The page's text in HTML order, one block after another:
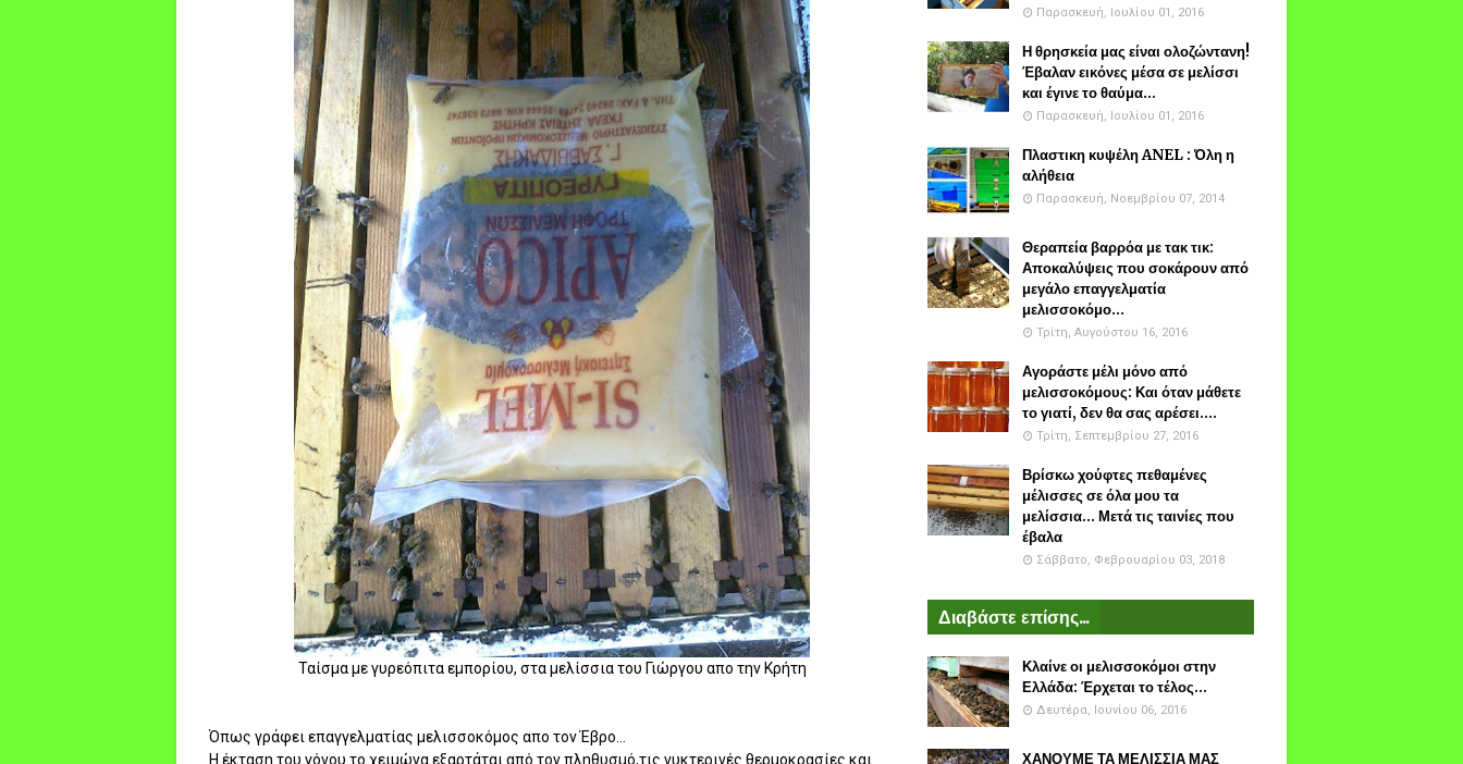
Ταίσμα με γυρεόπιτα εμπορίου, στα μελίσσια του Γιώργου απο την Κρήτη
Όπως γράφει επαγγελματίας μελισσοκόμος απο τον Έβρο...
Η έκταση του γόνου το χειμώνα εξαρτάται από τον πληθυσμό,τις νυκτερινές θερμοκρασίες και
Παρασκευή, Ιουλίου 01, 2016
Η θρησκεία μας είναι ολοζώντανη!
Έβαλαν εικόνες μέσα σε μελίσσι
και έγινε το θαύμα...
Παρασκευή, Ιουλίου 01, 2016
Πλαστικη κυψέλη ANEL : Όλη η
αλήθεια
Παρασκευή, Νοεμβρίου 07, 2014
Θεραπεία βαρρόα με τακ τικ:
Αποκαλύψεις που σοκάρουν από
μεγάλο επαγγελματία
μελισσοκόμο...
Τρίτη, Αυγούστου 16, 2016
Αγοράστε μέλι μόνο από
μελισσοκόμους: Και όταν μάθετε
το γιατί, δεν θα σας αρέσει....
Τρίτη, Σεπτεμβρίου 27, 2016
Βρίσκω χούφτες πεθαμένες
μέλισσες σε όλα μου τα
μελίσσια... Μετά τις ταινίες που
έβαλα
Σάββατο, Φεβρουαρίου 03, 2018
Διαβάστε επίσης...
Κλαίνε οι μελισσοκόμοι στην
Ελλάδα: Έρχεται το τέλος...
Δευτέρα, Ιουνίου 06, 2016
ΧΑΝΟΥΜΕ ΤΑ ΜΕΛΙΣΣΙΑ ΜΑΣ